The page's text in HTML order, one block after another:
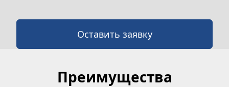
Оставить заявку
Преимущества